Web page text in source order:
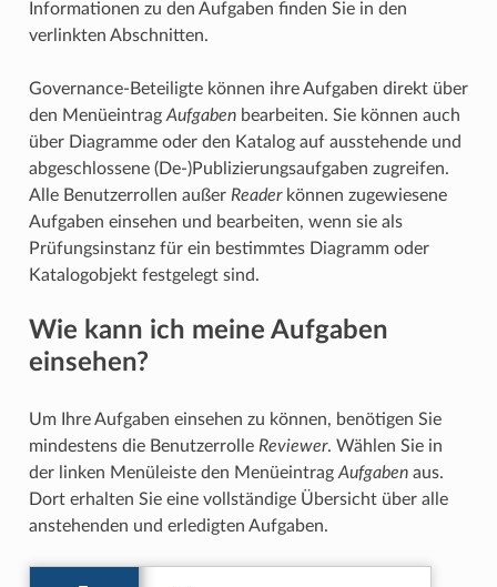
Informationen zu den Aufgaben finden Sie in den
verlinkten Abschnitten.
Governance-Beteiligte können ihre Aufgaben direkt über
den Menüeintrag Aufgabenbearbeiten. Sie können auch
über Diagramme oder den Katalog auf ausstehende und
abgeschlossene (De-)Publizierungsaufgaben zugreifen.
Alle Benutzerrollen außer Readerkönnen zugewiesene
Aufgaben einsehen und bearbeiten, wenn sie als
Prüfungsinstanz für ein bestimmtes Diagramm oder
Katalogobjekt festgelegt sind.
Wie kann ich meine Aufgaben
einsehen?
Um Ihre Aufgaben einsehen zu können, benötigen Sie
mindestens die Benutzerrolle Reviewer. Wählen Sie in
der linken Menüleiste den Menüeintrag Aufgabenaus.
Dort erhalten Sie eine vollständige Übersicht über alle
anstehenden und erledigten Aufgaben.